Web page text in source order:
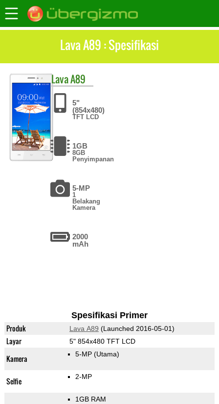
Lava A89 : Spesifikasi
LavaA89
5"
(854x480)
TFT LCD
1GB
8GB
Penyimpanan
5-MP
1
Belakang
Kamera
2000
mAh
Spesifikasi Primer
Produk Lava A89 (Launched 2016-05-01)
Layar 5" 854x480 TFT LCD
Kamera 5-MP (Utama)
Selfie 2-MP
1GB RAM